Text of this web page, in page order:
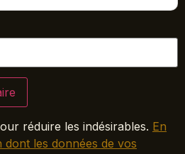
réduire les indésirables. En
les données de vos